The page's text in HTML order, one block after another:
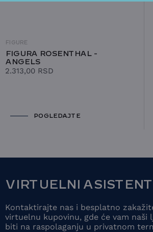
FIGURE
FIGURA ROSENTHAL -
ANGELS
2.313,00 RSD
POGLEDAJTE
VIRTUELNI ASISTENT
Kontaktirajte nas i besplatno
virtuelnu kupovinu, gde će vam naši
biti na raspolaganju u privatnom